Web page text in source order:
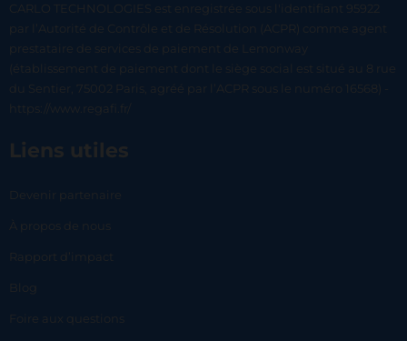
CARLO TECHNOLOGIES est enregistrée sous l'identifiant 95922
par l’Autorité de Contrôle et de Résolution (ACPR) comme agent
prestataire de services de paiement de Lemonway
(établissement de paiement dont le siège social est situé au 8 rue
du Sentier, 75002 Paris, agréé par l’ACPR sous le numéro 16568) -
https://www.regafi.fr/
Liens utiles
Devenir partenaire
À propos de nous
Rapport d’impact
Blog
Foire aux questions